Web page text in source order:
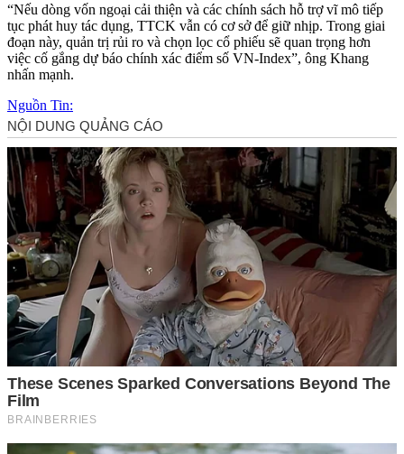
“Nếu dòng vốn ngoại cải thiện và các chính sách hỗ trợ vĩ mô tiếp
tục phát huy tác dụng, TTCK vẫn có cơ sở để giữ nhịp. Trong giai
đoạn này, quản trị rủi ro và chọn lọc cổ phiếu sẽ quan trọng hơn
việc cố gắng dự báo chính xác điểm số VN-Index”, ông Khang
nhấn mạnh.
Nguồn Tin: